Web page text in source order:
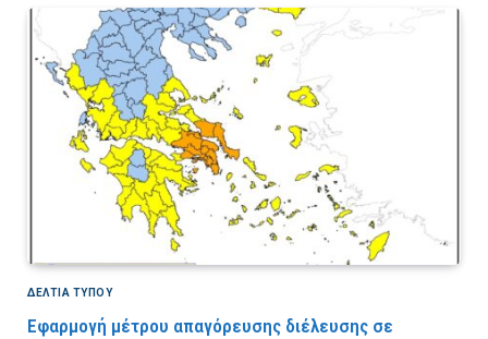
ΔΕΛΤΙΑ ΤΥΠΟΥ
Εφαρμογή μέτρου απαγόρευσης διέλευσης σε